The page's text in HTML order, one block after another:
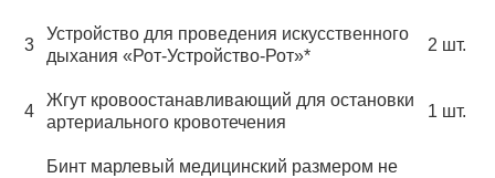
3
Устройство для проведения искусственного
дыхания «Рот-Устройство-Рот»*
2 шт.
4
Жгут кровоостанавливающий для остановки
артериального кровотечения
1 шт.
Бинт марлевый медицинский размером не